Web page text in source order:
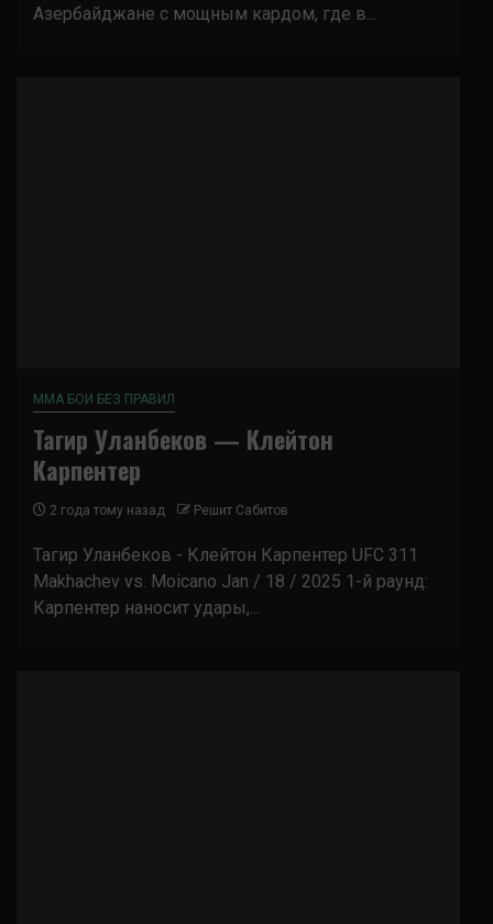
Азербайджане с мощным кардом, где в...
ММА БОИ БЕЗ ПРАВИЛ
Тагир Уланбеков — Клейтон
Карпентер
2 года тому назад Решит Сабитов
Тагир Уланбеков - Клейтон Карпентер UFC 311
Makhachev vs. Moicano Jan / 18 / 2025 1-й раунд:
Карпентер наносит удары,...